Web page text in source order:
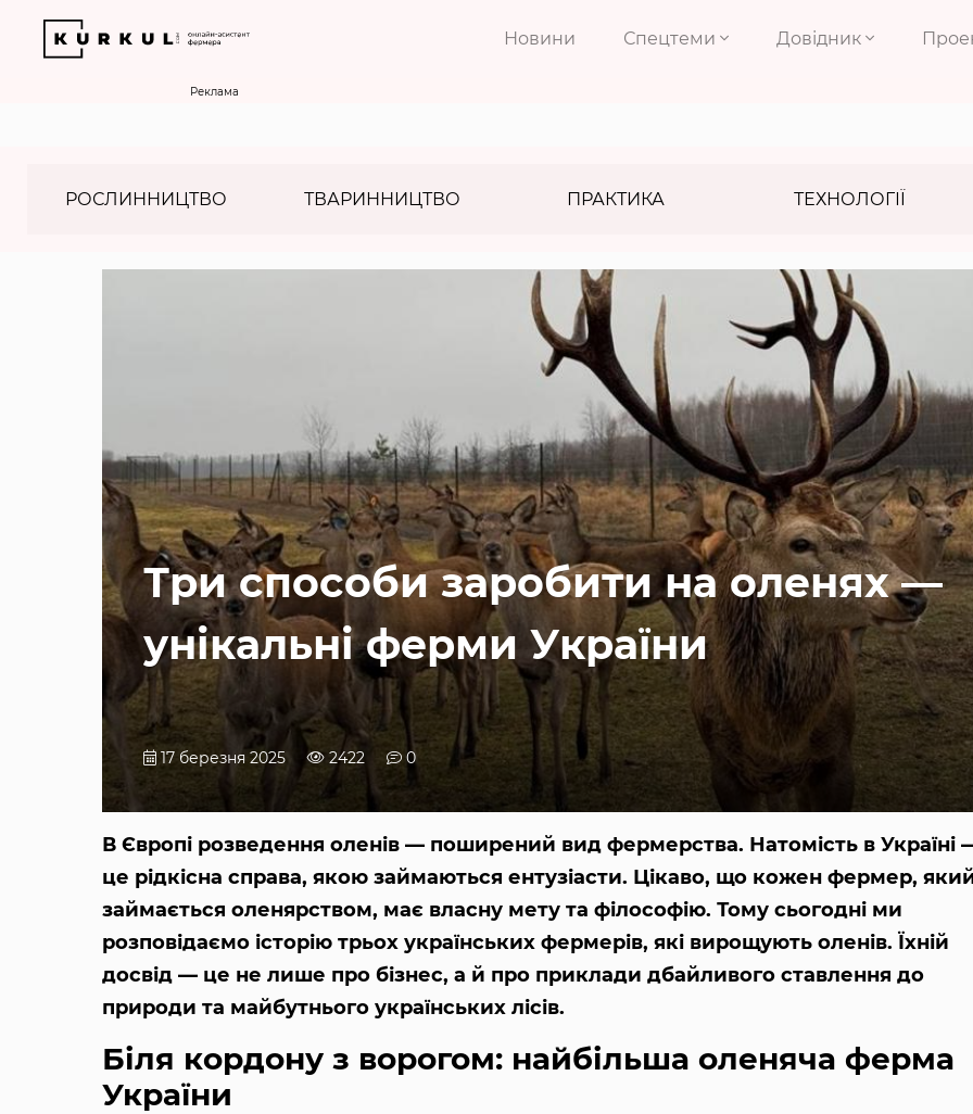
Новини Спецтеми Довідник
Реклама
РОСЛИННИЦТВО ТВАРИННИЦТВО ПРАКТИКА ТЕХНОЛОГІЇ
Три способи заробити на оленях —
унікальні ферми України
17 березня 2025 2422 0
В Європі розведення оленів — поширений вид фермерства. Натомість в Україні
це рідкісна справа, якою займаються ентузіасти. Цікаво, що кожен фермер,
займається оленярством, має власну мету та філософію. Тому сьогодні ми
розповідаємо історію трьох українських фермерів, які вирощують оленів. Їхній
досвід — це не лише про бізнес, а й про приклади дбайливого ставлення до
природи та майбутнього українських лісів.
Біля кордону з ворогом: найбільша оленяча ферма
України